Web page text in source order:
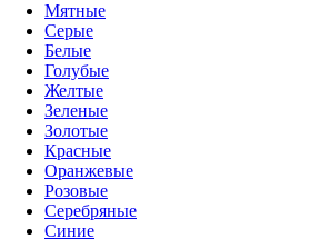
Мятные
Серые
Белые
Голубые
Желтые
Зеленые
Золотые
Красные
Оранжевые
Розовые
Серебряные
Синие